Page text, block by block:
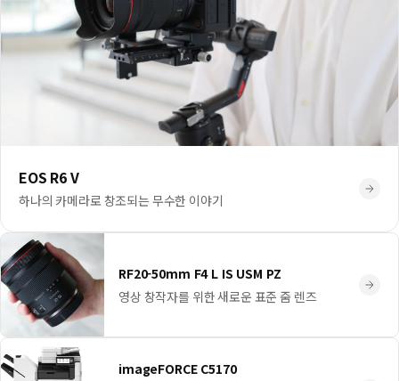
EOS R6 V
하나의 카메라로 창조되는 무수한 이야기
RF20-50mm F4 L IS USM PZ
영상 창작자를 위한 새로운 표준 줌 렌즈
imageFORCE C5170